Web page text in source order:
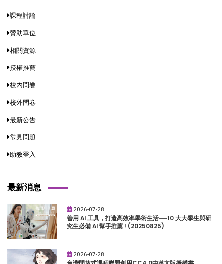
課程討論
贊助單位
相關資源
授權推薦
校內問卷
校外問卷
最新公告
常見問題
助教登入
最新消息
2026-07-28
善用 AI 工具，打造高效率學術生活──10 大大學生與研
究生必備 AI 幫手推薦 ! (20250825)
2026-07-28